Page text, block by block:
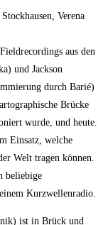
Verena
aus den
und Jackson
durch Barié)
Brücke
wurde, und heute.
Einsatz, welche
Welt tragen können.
beliebige
Kurzwellenradio.
ist in Brück und